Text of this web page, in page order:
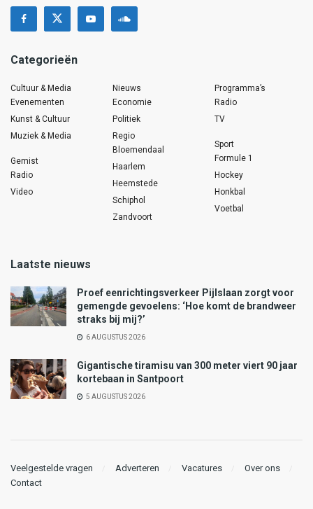
Categorieën
Cultuur & Media
Evenementen
Kunst & Cultuur
Muziek & Media
Gemist
Radio
Video
Nieuws
Economie
Politiek
Regio
Bloemendaal
Haarlem
Heemstede
Schiphol
Zandvoort
Programma’s
Radio
TV
Sport
Formule 1
Hockey
Honkbal
Voetbal
Laatste nieuws
Proef eenrichtingsverkeer Pijlslaan zorgt voor
gemengde gevoelens: ‘Hoe komt de brandweer
straks bij mij?’
6 AUGUSTUS 2026
Gigantische tiramisu van 300 meter viert 90 jaar
kortebaan in Santpoort
5 AUGUSTUS 2026
Veelgestelde vragen Adverteren Vacatures
Over ons
Contact